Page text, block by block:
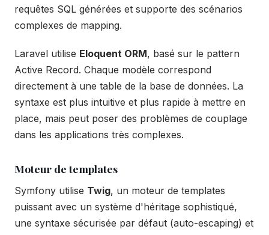
requêtes SQL générées et supporte des scénarios
complexes de mapping.
Laravel utilise Eloquent ORM, basé sur le pattern
Active Record. Chaque modèle correspond
directement à une table de la base de données. La
syntaxe est plus intuitive et plus rapide à mettre en
place, mais peut poser des problèmes de couplage
dans les applications très complexes.
Moteur de templates
Symfony utilise Twig, un moteur de templates
puissant avec un système d'héritage sophistiqué,
une syntaxe sécurisée par défaut (auto-escaping) et